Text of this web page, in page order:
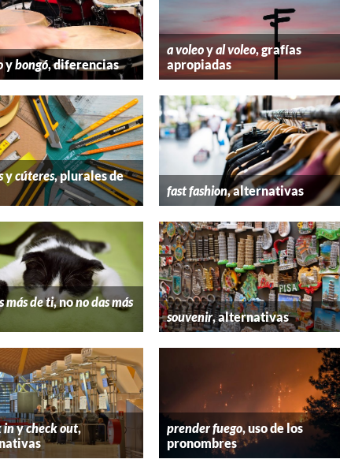
ybongó, diferencias
a voleoyal voleo, grafías
apropiadas
ycúteres, plurales de
fast fashion, alternativas
más de ti, nono das más
souvenir, alternativas
inycheck out,
prender fuego, uso de los
pronombres